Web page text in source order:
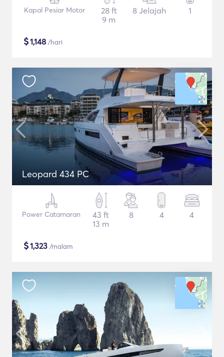
Kapal Pesiar Motor
28 ft
9 m
8 Jelajah 1
$1,148 /hari
Leopard 434 PC
Power Catamaran
43 ft
13 m
8 4 4
$1,323 /malam